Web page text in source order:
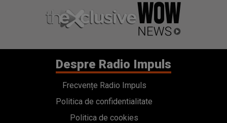
Despre Radio Impuls
Frecvențe Radio Impuls
Politica de confidentialitate
Politica de cookies